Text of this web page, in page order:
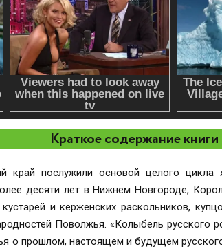
Краткое содержание
край послужили основой целого цикла
десяти лет в Нижнем Новгороде,
и керженских раскольников,
Поволжья. «Колыбель русского
о прошлом, настоящем и будущем